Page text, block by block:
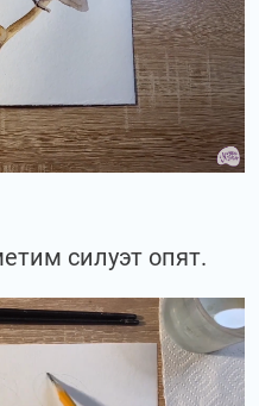
силуэт опят.